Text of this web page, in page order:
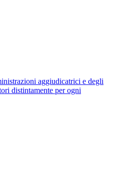
aggiudicatrici e degli
distintamente per ogni